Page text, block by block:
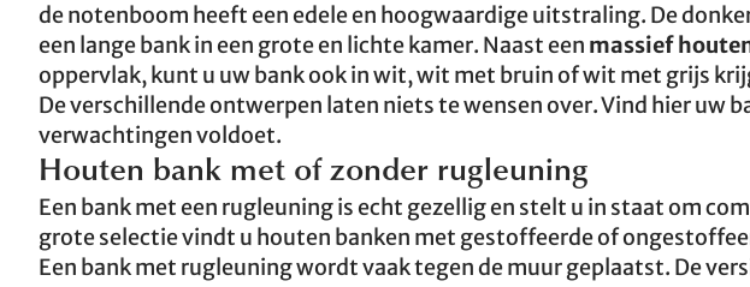
de notenboom heeft een edele en hoogwaardige uitstraling. De
een lange bank in een grote en lichte kamer. Naast een massief
oppervlak, kunt u uw bank ook in wit, wit met bruin of wit met grijs
De verschillende ontwerpen laten niets te wensen over. Vind hier uw
verwachtingen voldoet.
Houten bank met of zonder rugleuning
Een bank met een rugleuning is echt gezellig en stelt u in staat om
grote selectie vindt u houten banken met gestoffeerde of
Een bank met rugleuning wordt vaak tegen de muur geplaatst. De